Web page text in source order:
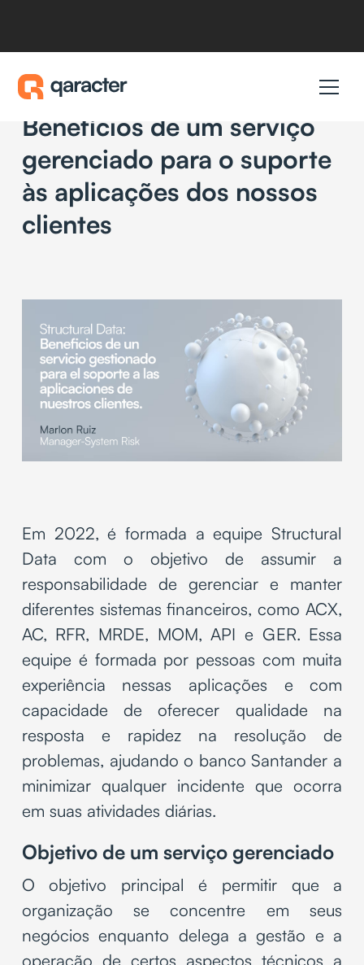
Dados estruturais:
Benefícios de um serviço
gerenciado para o suporte
às aplicações dos nossos
clientes
Em 2022, é formada a equipe Structural
Data com o objetivo de assumir a
responsabilidade de gerenciar e manter
diferentes sistemas financeiros, como ACX,
AC, RFR, MRDE, MOM, API e GER. Essa
equipe é formada por pessoas com muita
experiência nessas aplicações e com
capacidade de oferecer qualidade na
resposta e rapidez na resolução de
problemas, ajudando o banco Santander a
minimizar qualquer incidente que ocorra
em suas atividades diárias.
Objetivo de um serviço gerenciado
O objetivo principal é permitir que a
organização se concentre em seus
negócios enquanto delega a gestão e a
operação de certos aspectos técnicos a